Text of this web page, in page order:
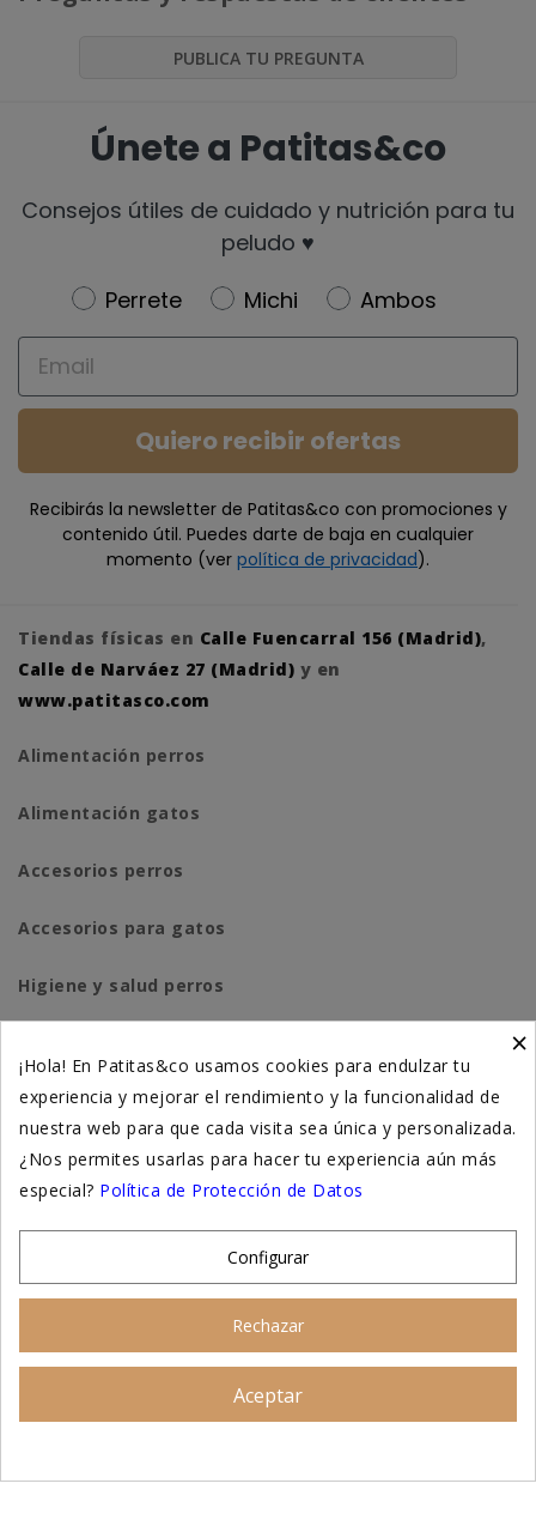
PUBLICA TU PREGUNTA
Únete a Patitas&co
Consejos útiles de cuidado y nutrición para tu
peludo ♥️
Newsletter
Perrete Michi
Ambos
Email
Quiero recibir ofertas
Recibirás la newsletter de Patitas&co con promociones y
contenido útil. Puedes darte de baja en cualquier
momento (ver política de privacidad).
Tiendas físicas en Calle Fuencarral 156 (Madrid),
Calle de Narváez 27 (Madrid) y en
www.patitasco.com
Alimentación perros
Alimentación gatos
Accesorios perros
Accesorios para gatos
Higiene y salud perros
Suplementación natural
Otros
×
¡Hola! En Patitas&co usamos cookies para endulzar tu
experiencia y mejorar el rendimiento y la funcionalidad de
nuestra web para que cada visita sea única y personalizada.
¿Nos permites usarlas para hacer tu experiencia aún más
especial? Política de Protección de Datos
Configurar
Rechazar
Aceptar